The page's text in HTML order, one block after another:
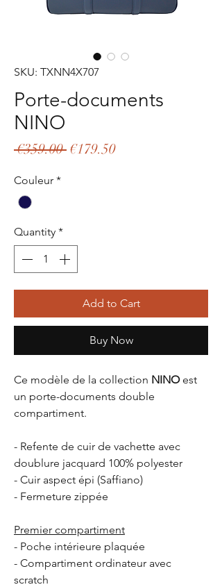
SKU: TXNN4X707
Porte-documents
NINO
€359.00 Regular
€179.50Sale
Couleur *
Quantity *
Add to Cart
Buy Now
Ce modèle de la collection NINOest
un porte-documents double
compartiment.
- Refente de cuir de vachette avec
doublure jacquard 100% polyester
- Cuir aspect épi (Saffiano)
- Fermeture zippée
Premier compartiment
- Poche intérieure plaquée
- Compartiment ordinateur avec
scratch